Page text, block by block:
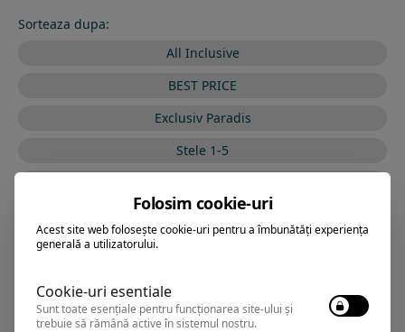
Sorteaza dupa:
All Inclusive
BEST PRICE
Exclusiv Paradis
Stele 1-5
SEA
Folosim cookie-uri
Acest site web folosește cookie-uri pentru a îmbunătăți experiența
generală a utilizatorului.
Cookie-uri esentiale
Sunt toate esențiale pentru funcționarea site-ului și
trebuie să rămână active în sistemul nostru.